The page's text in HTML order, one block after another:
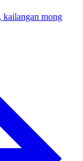
kailangan mong